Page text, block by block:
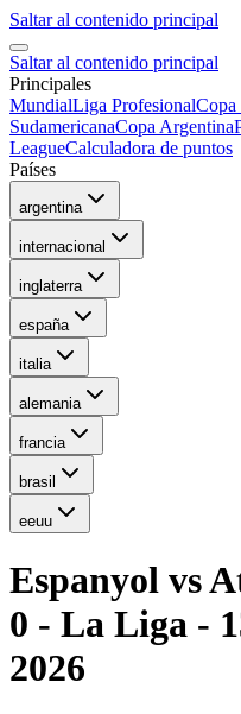
Saltar al contenido principal
Saltar al contenido principal
Principales
MundialLiga ProfesionalCopa
SudamericanaCopa Argentina
LeagueCalculadora de puntos
Países
argentina
internacional
inglaterra
españa
italia
alemania
francia
brasil
eeuu
Espanyol vs
0 - La Liga -
2026